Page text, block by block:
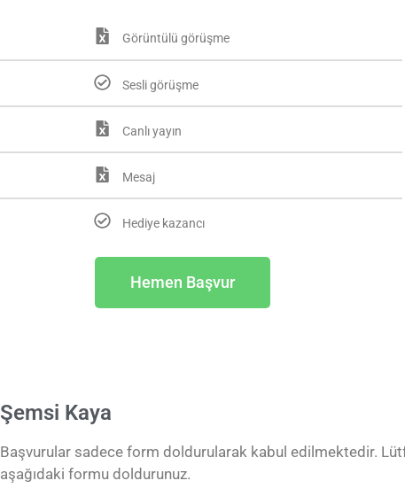
Görüntülü görüşme
Sesli görüşme
Canlı yayın
Mesaj
Hediye kazancı
Hemen Başvur
Şemsi Kaya
Başvurular sadece form doldurularak kabul edilmektedir.
aşağıdaki formu doldurunuz.